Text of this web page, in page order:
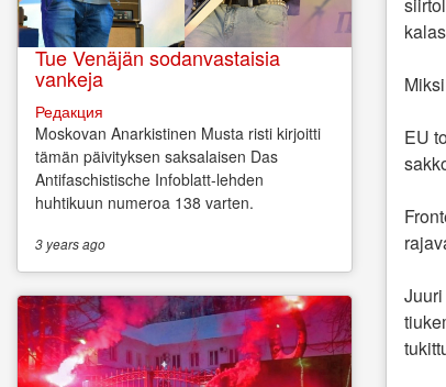
EU
Tue Venäjän sodanvastaisia
vankeja
Редакция
Moskovan Anarkistinen Musta risti kirjoitti
tämän päivityksen saksalaisen Das
Antifaschistische Infoblatt-lehden
huhtikuun numeroa 138 varten.
3 yearsago